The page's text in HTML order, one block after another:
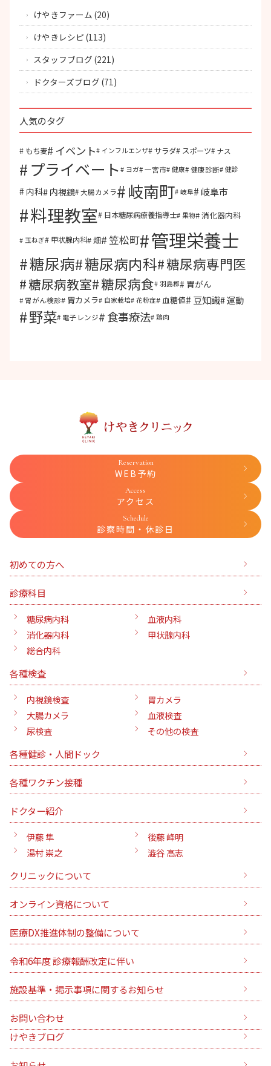
けやきファーム (20)
けやきレシピ (113)
スタッフブログ (221)
ドクターズブログ (71)
人気のタグ
もち麦 イベント インフルエンザ サラダ スポーツ ナス
プライベート ヨガ 一宮市 健康 健康診断 健診
内科 内視鏡 大腸カメラ 岐南町 岐阜 岐阜市
料理教室 日本糖尿病療養指導士 果物 消化器内科
玉ねぎ 甲状腺内科 畑 笠松町 管理栄養士
糖尿病 糖尿病内科 糖尿病専門医
糖尿病教室 糖尿病食 羽島郡 胃がん
胃がん検診 胃カメラ 自家栽培 花粉症 血糖値 豆知識 運動
野菜 電子レンジ 食事療法 鶏肉
Reservation
WEB予約
Access
アクセス
Schedule
診察時間・休診日
初めての方へ
診療科目
糖尿病内科
血液内科
消化器内科
甲状腺内科
総合内科
各種検査
内視鏡検査
胃カメラ
大腸カメラ
血液検査
尿検査
その他の検査
各種健診・人間ドック
各種ワクチン接種
ドクター紹介
伊藤 隼
後藤 峰明
湯村 崇之
澁谷 高志
クリニックについて
オンライン資格について
医療DX推進体制の整備について
令和6年度 診療報酬改定に伴い
施設基準・掲示事項に関するお知らせ
お問い合わせ
けやきブログ